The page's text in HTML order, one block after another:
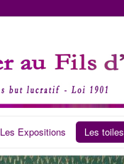
Les Expositions Les toiles